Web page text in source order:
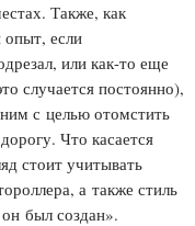
Также, как
если
или как-то еще
случается постоянно),
с целью отомстить
Что касается
стоит учитывать
а также стиль
был создан».